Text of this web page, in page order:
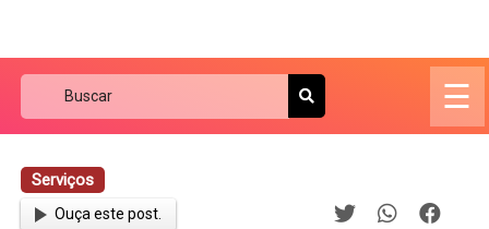
☰
Serviços
Ouça este post.